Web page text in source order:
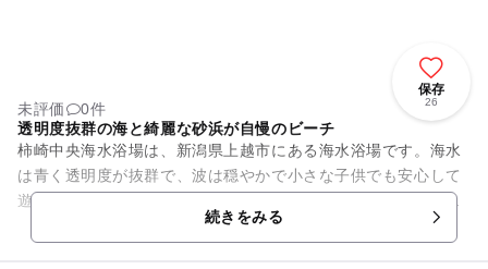
保存
26
未評価
0件
透明度抜群の海と綺麗な砂浜が自慢のビーチ
柿崎中央海水浴場は、新潟県上越市にある海水浴場です。海水
は青く透明度が抜群で、波は穏やかで小さな子供でも安心して
遊べます。砂浜は、砂の粒が大きめなので、体にまとわりつき
にくく、気持ちよく過ごす事...続きをみる